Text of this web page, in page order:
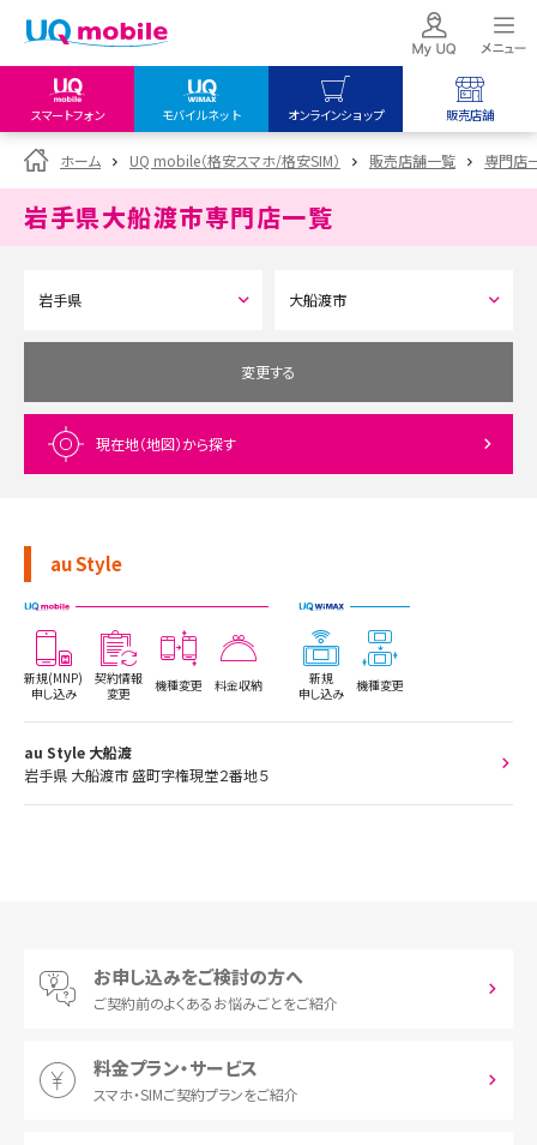
スマートフォン モバイルネット オンラインショップ 販売店舗
my UQ WiMAX
UQ WiMAX ご契約の方
My UQ mobile
データチャージサイト
UQ mobile
オンラインショップ
UQ WiMAX
UQ mobile
販売店舗
UQ WiMAX
ホーム UQ mobile（格安スマホ/格安SIM） 販売店舗一覧 専門店
岩手県大船渡市専門店一覧
変更する
現在地（地図）から探す
au Style
新規(MNP)
申し込み
契約情報
変更
機種変更 料金収納
新規
申し込み
機種変更
au Style 大船渡
岩手県 大船渡市 盛町字権現堂２番地５
お申し込みをご検討の方へ
ご契約前のよくあるお悩みごとをご紹介
料金プラン・サービス
スマホ・SIMご契約プランをご紹介